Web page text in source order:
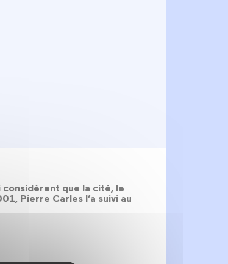
considèrent que la cité, le
Pierre Carles l’a suivi au